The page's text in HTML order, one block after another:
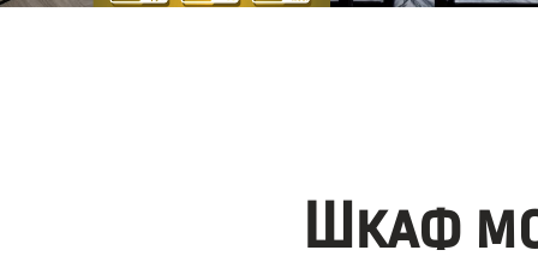
Шкаф